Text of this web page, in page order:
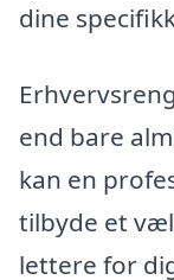
dine
end bare
kan en
tilbyde et
lettere for